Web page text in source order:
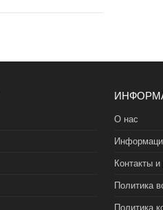
О нас
Контакты
Политика
Политика